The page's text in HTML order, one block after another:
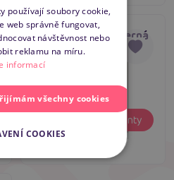
4.6
Passion ST003 černá
Skladem
199 Kč Varianty
ENGLISH
používají soubory cookie,
web správně fungovat,
návštěvnost nebo
reklamu na míru.
informací
všechny cookies
COOKIES